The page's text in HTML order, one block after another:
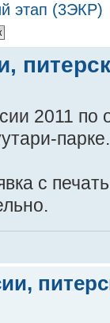
этап (3ЭКР)
2011 по
парке.
с